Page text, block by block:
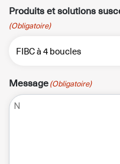
Produits et solutions
(Obligatoire)
Message(Obligatoire)